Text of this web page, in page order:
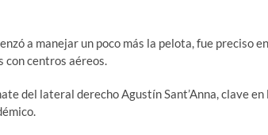
a manejar un poco más la pelota, fue preciso
con centros aéreos.
del lateral derecho Agustín Sant’Anna, clave en